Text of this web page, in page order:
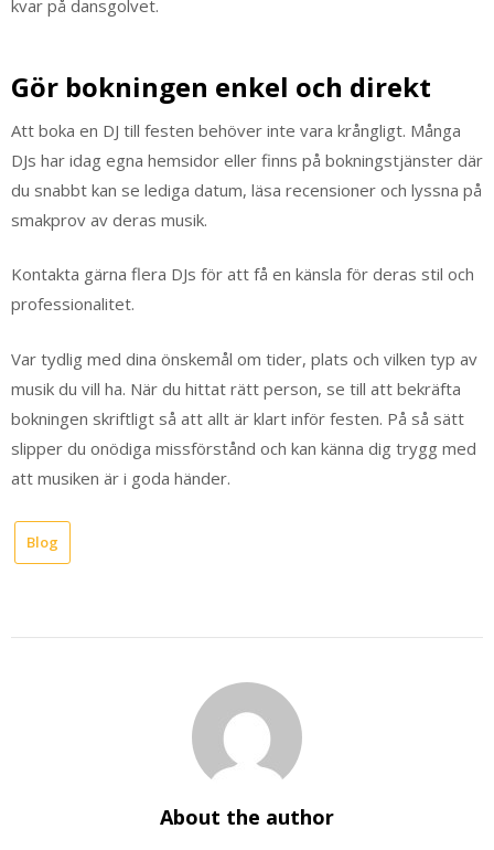
kvar på dansgolvet.
Gör bokningen enkel och direkt
Att boka en DJ till festen behöver inte vara krångligt. Många
DJs har idag egna hemsidor eller finns på bokningstjänster där
du snabbt kan se lediga datum, läsa recensioner och lyssna på
smakprov av deras musik.
Kontakta gärna flera DJs för att få en känsla för deras stil och
professionalitet.
Var tydlig med dina önskemål om tider, plats och vilken typ av
musik du vill ha. När du hittat rätt person, se till att bekräfta
bokningen skriftligt så att allt är klart inför festen. På så sätt
slipper du onödiga missförstånd och kan känna dig trygg med
att musiken är i goda händer.
Blog
About the author